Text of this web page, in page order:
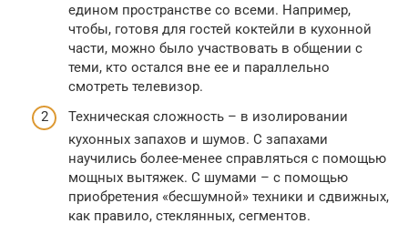
едином пространстве со всеми. Например,
чтобы, готовя для гостей коктейли в кухонной
части, можно было участвовать в общении с
теми, кто остался вне ее и параллельно
смотреть телевизор.
Техническая сложность – в изолировании
кухонных запахов и шумов. С запахами
научились более-менее справляться с помощью
мощных вытяжек. С шумами – с помощью
приобретения «бесшумной» техники и сдвижных,
как правило, стеклянных, сегментов.